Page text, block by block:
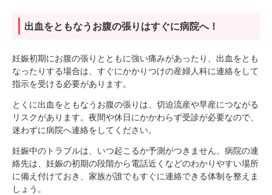
出血をともなうお腹の張りはすぐに病院へ！
妊娠初期にお腹の張りとともに強い痛みがあったり、出血をとも
なったりする場合は、すぐにかかりつけの産婦人科に連絡をして
指示を受ける必要があります。
とくに出血をともなうお腹の張りは、切迫流産や早産につながる
リスクがあります。夜間や休日にかかわらず受診が必要なので、
迷わずに病院へ連絡をしてください。
妊娠中のトラブルは、いつ起こるか予測がつきません。病院の連
絡先は、妊娠の初期の段階から電話近くなどのわかりやすい場所
に備え付けておき、家族が誰でもすぐに連絡できる体制を整えま
しょう。